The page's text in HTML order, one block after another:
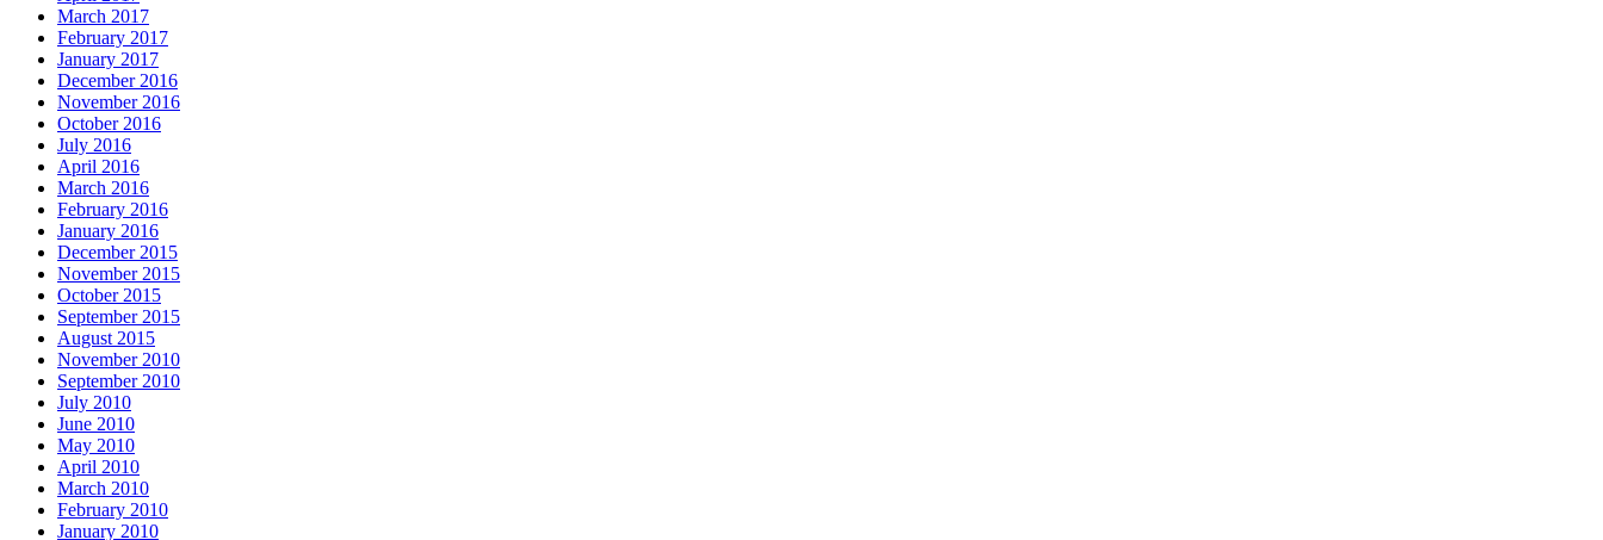
March 2017
February 2017
January 2017
December 2016
November 2016
October 2016
July 2016
April 2016
March 2016
February 2016
January 2016
December 2015
November 2015
October 2015
September 2015
August 2015
November 2010
September 2010
July 2010
June 2010
May 2010
April 2010
March 2010
February 2010
January 2010